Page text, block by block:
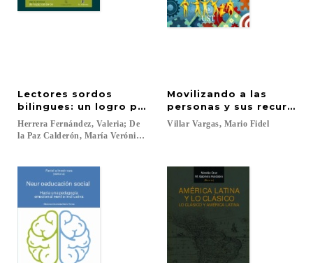
Lectores sordos
bilingues: un logro posible
Herrera Fernández, Valeria; De
la Paz Calderón, María Verónica...
Movilizando a las
personas y sus
Villar Vargas, Mario Fidel